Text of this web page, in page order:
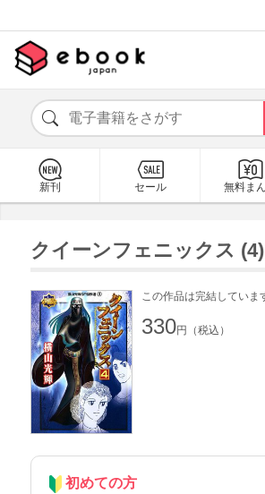
新刊 セール 無料ま
クイーンフェニックス
この作品は完結していま
330円（税込）
初めての方